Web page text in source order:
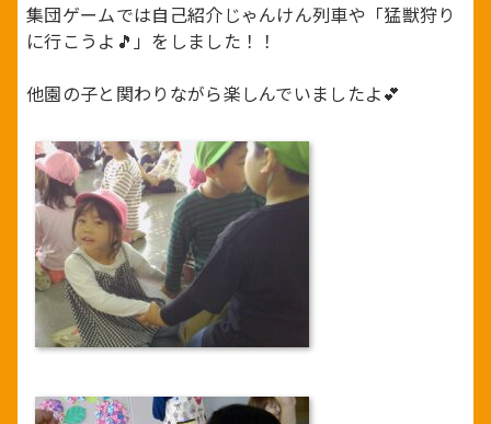
集団ゲームでは自己紹介じゃんけん列車や「猛獣狩り
に行こうよ🎵」をしました！！
他園の子と関わりながら楽しんでいましたよ💕